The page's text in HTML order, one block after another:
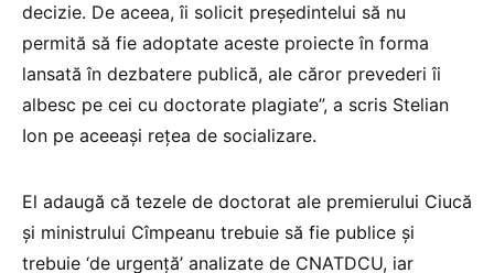
decizie. De aceea, îi solicit preşedintelui să nu
permită să fie adoptate aceste proiecte în forma
lansată în dezbatere publică, ale căror prevederi îi
albesc pe cei cu doctorate plagiate”, a scris Stelian
Ion pe aceeaşi reţea de socializare.
El adaugă că tezele de doctorat ale premierului Ciucă
şi ministrului Cîmpeanu trebuie să fie publice şi
trebuie ‘de urgenţă’ analizate de CNATDCU, iar